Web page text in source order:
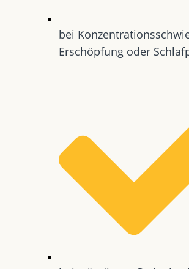
bei
Erschöpfung oder